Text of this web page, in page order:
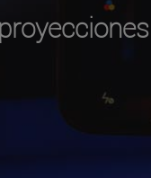
proyecciones